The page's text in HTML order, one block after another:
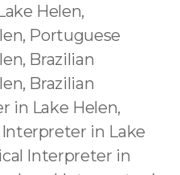
Helen,
Portuguese
Brazilian
Brazilian
in Lake Helen,
in Lake
Interpreter in